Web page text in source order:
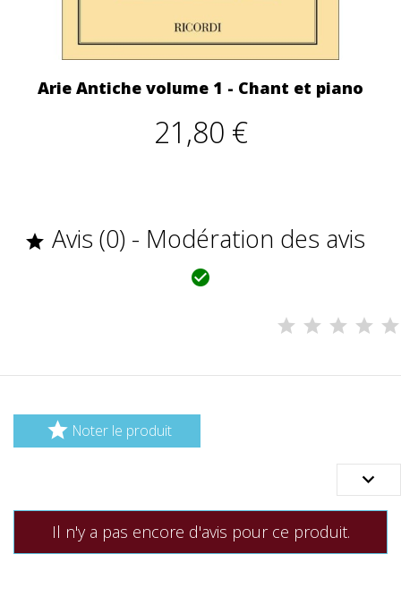
Arie Antiche volume 1 - Chant et piano
21,80 €
 Avis (0) - Modération des avis

 Noter le produit

Il n'y a pas encore d'avis pour ce produit.